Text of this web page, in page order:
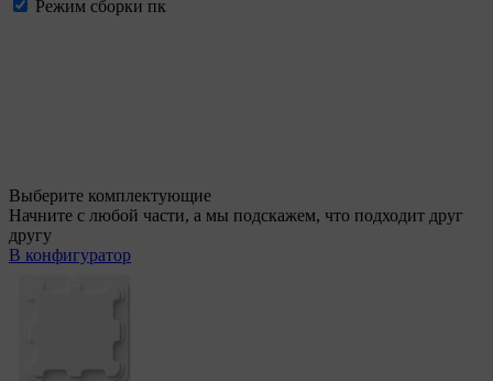
Режим сборки пк
Выберите комплектующие
Начните с любой части, а мы подскажем, что подходит друг
другу
В конфигуратор